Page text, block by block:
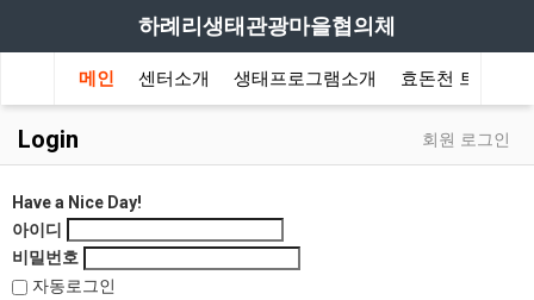
하례리생태관광마을협의체
메인 센터소개 생태프로그램소개 효돈천 트레킹
Login 회원 로그인
Have a Nice Day!
아이디
비밀번호
자동로그인